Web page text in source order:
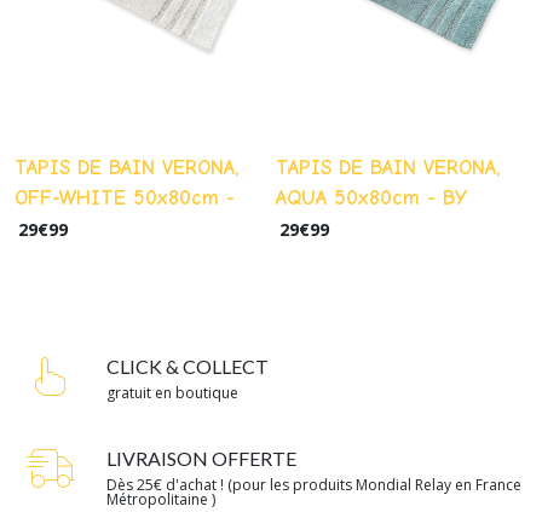
TAPIS DE BAIN VERONA,
OFF-WHITE 50x80cm -
BY WILLE -
29€99
TAPIS DE BAIN VERONA,
AQUA 50x80cm - BY
WILLE -
29€99
CLICK & COLLECT
gratuit en boutique
LIVRAISON OFFERTE
Dès 25€ d'achat ! (pour les produits Mondial Relay en France
Métropolitaine )